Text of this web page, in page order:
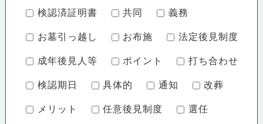
検認済証明書 共同 義務
お墓引っ越し お布施 法定後見制度
成年後見人等 ポイント 打ち合わせ
検認期日 具体的 通知 改葬
メリット 任意後見制度 選任